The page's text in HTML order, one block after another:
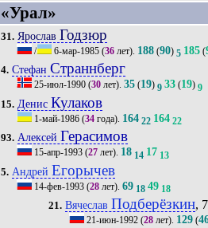
«Урал»
31. Ярослав Годзюр
/ 6-мар-1985(36лет). 188(90) 5 185(
4. Стефан Страннберг
25-июл-1990(30лет). 35(19) 9 33(19) 9
15. Денис Кулаков
1-май-1986(34года). 164 22 164 22
93. Алексей Герасимов
15-апр-1993(27лет). 18 14 17 13
5. Андрей Егорычев
14-фев-1993(28лет). 69 18 49 18
21. Вячеслав Подберёзкин,
21-июн-1992 (28 лет). 129 (